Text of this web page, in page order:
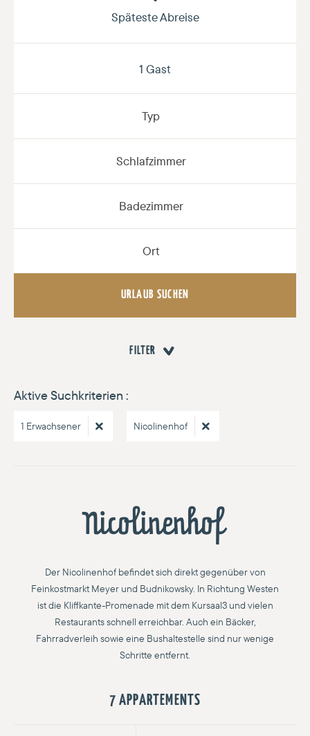
Späteste Abreise
1 Gast
Typ
Schlafzimmer
Badezimmer
Ort
FILTER
Nicolinenhof
Der Nicolinenhof befindet sich direkt gegenüber von
Feinkostmarkt Meyer und Budnikowsky. In Richtung Westen
ist die Kliffkante-Promenade mit dem Kursaal3 und vielen
Restaurants schnell erreichbar. Auch ein Bäcker,
Fahrradverleih sowie eine Bushaltestelle sind nur wenige
Schritte entfernt.
7 APPARTEMENTS
Aktive Suchkriterien :
1 Erwachsener Nicolinenhof